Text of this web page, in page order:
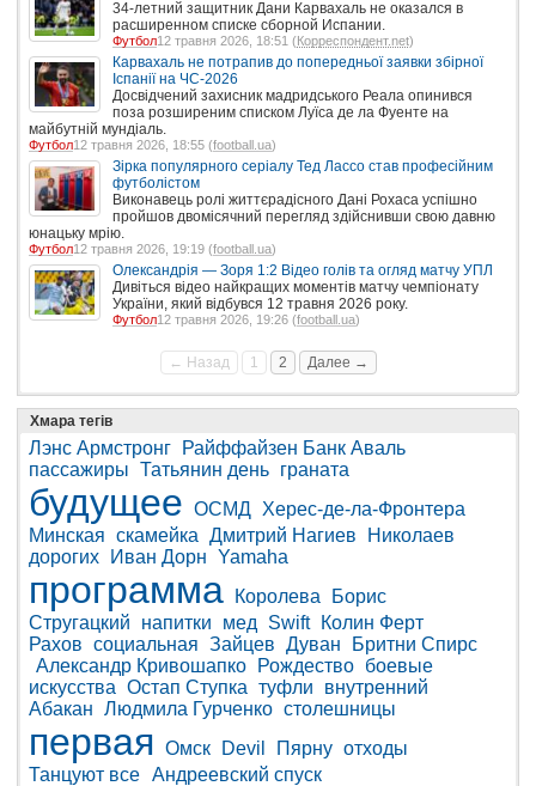
34-летний защитник Дани Карвахаль не оказался в
расширенном списке сборной Испании.
Футбол12 травня 2026, 18:51 (Корреспондент.net)
Карвахаль не потрапив до попередньої заявки збірної
Іспанії на ЧС-2026
Досвідчений захисник мадридського Реала опинився
поза розширеним списком Луїса де ла Фуенте на
майбутній мундіаль.
Футбол12 травня 2026, 18:55 (football.ua)
Зірка популярного серіалу Тед Лассо став професійним
футболістом
Виконавець ролі життєрадісного Дані Рохаса успішно
пройшов двомісячний перегляд здійснивши свою давню
юнацьку мрію.
Футбол12 травня 2026, 19:19 (football.ua)
Олександрія — Зоря 1:2 Відео голів та огляд матчу УПЛ
Дивіться відео найкращих моментів матчу чемпіонату
України, який відбувся 12 травня 2026 року.
Футбол12 травня 2026, 19:26 (football.ua)
← Назад 1 2 Далее →
Хмара тегів
Лэнс Армстронг
Райффайзен Банк Аваль
пассажиры Татьянин день граната
будущее ОСМД Херес-де-ла-Фронтера
Минская скамейка Дмитрий Нагиев
Николаев
дорогих
Иван Дорн Yamaha
программа Королева
Борис
Стругацкий
напитки мед Swift
Колин Ферт
Рахов социальная Зайцев Дуван
Бритни Спирс
Александр Кривошапко
Рождество боевые
искусства Остап Ступка туфли
внутренний
Абакан Людмила Гурченко столешницы
первая Омск Devil Пярну отходы
Танцуют все Андреевский спуск